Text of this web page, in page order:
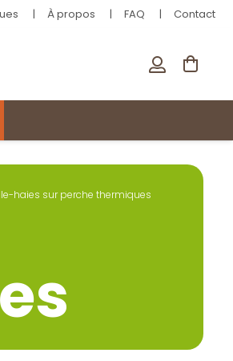
À propos FAQ Contact
haies sur perche thermiques